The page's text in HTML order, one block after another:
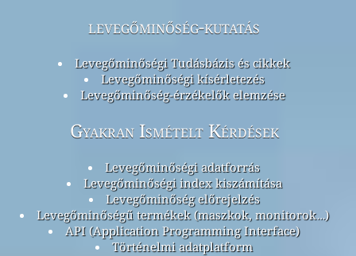
levegőminőség-kutatás
Levegőminőségi Tudásbázis és cikkek
Levegőminőségi kísérletezés
Levegőminőség-érzékelők elemzése
Gyakran Ismételt Kérdések
Levegőminőségi adatforrás
Levegőminőségi index kiszámítása
Levegőminőség előrejelzés
Levegőminőségű termékek (maszkok, monitorok…)
API (Application Programming Interface)
Történelmi adatplatform